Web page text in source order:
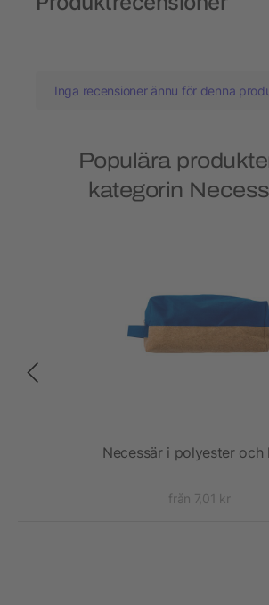
Inga recensioner ännu för denna
Populära
kategorin
Necessär i polyester och
från 7,01 kr